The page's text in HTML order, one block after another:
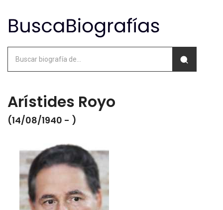
Arístides Royo
(14/08/1940 - )